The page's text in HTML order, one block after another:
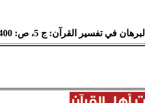
البرهان في تفسير القرآن: ج 5، ص: 400.